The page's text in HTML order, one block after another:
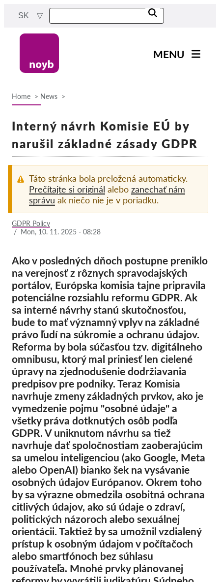
content
SK
MENU
Projekty
orgánov
Reports & Resources
Pordporte nás!
Členstvo
Príspevky
Sponzorstvo
Daňová uznateľnosť
Prihlásenie člena
O nás
Tím
Výročné správy
Otázky a odpovede
Kariéra
Kolektívna žaloba
OnionShare
Média
Kontakt
GDPRhub
Home News
Interný návrh Komisie EÚ by
narušil základné zásady GDPR
Táto stránka bola preložená automaticky.
Prečítajte si originál alebo zanechať nám
správu ak niečo nie je v poriadku.
GDPR Policy
/ Mon, 10. 11. 2025 - 08:28
Ako v posledných dňoch postupne preniklo
na verejnosť z rôznych spravodajských
portálov, Európska komisia tajne pripravila
potenciálne rozsiahlu reformu GDPR. Ak
sa interné návrhy stanú skutočnosťou,
bude to mať významný vplyv na základné
právo ľudí na súkromie a ochranu údajov.
Reforma by bola súčasťou tzv. digitálneho
omnibusu, ktorý mal priniesť len cielené
úpravy na zjednodušenie dodržiavania
predpisov pre podniky. Teraz Komisia
navrhuje zmeny základných prvkov, ako je
vymedzenie pojmu "osobné údaje" a
všetky práva dotknutých osôb podľa
GDPR. V uniknutom návrhu sa tiež
navrhuje dať spoločnostiam zaoberajúcim
sa umelou inteligenciou (ako Google, Meta
alebo OpenAI) bianko šek na vysávanie
osobných údajov Európanov. Okrem toho
by sa výrazne obmedzila osobitná ochrana
citlivých údajov, ako sú údaje o zdraví,
politických názoroch alebo sexuálnej
orientácii. Taktiež by sa umožnil vzdialený
prístup k osobným údajom v počítačoch
alebo smartfónoch bez súhlasu
používateľa. Mnohé prvky plánovanej